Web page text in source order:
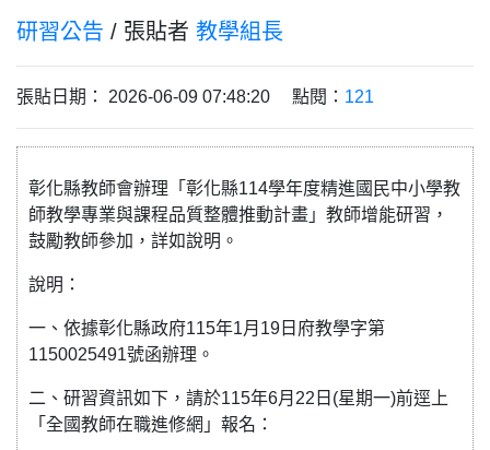
研習公告 / 張貼者 教學組長
張貼日期： 2026-06-09 07:48:20 點閱： 121
彰化縣教師會辦理「彰化縣114學年度精進國民中小學教
師教學專業與課程品質整體推動計畫」教師增能研習，
鼓勵教師參加，詳如說明。
說明：
一、依據彰化縣政府115年1月19日府教學字第
1150025491號函辦理。
二、研習資訊如下，請於115年6月22日(星期一)前逕上
「全國教師在職進修網」報名：